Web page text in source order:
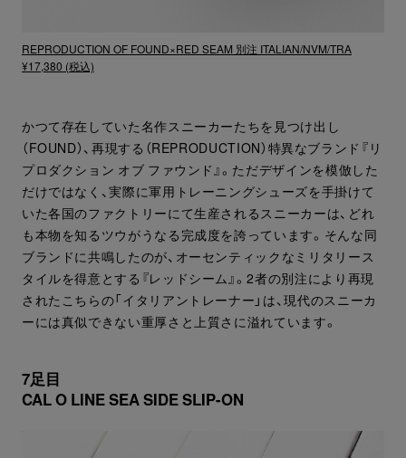
REPRODUCTION OF FOUND×RED SEAM 別注 ITALIAN/NVM/TRA
¥17,380 (税込)
かつて存在していた名作スニーカーたちを見つけ出し
（FOUND）、再現する（REPRODUCTION）特異なブランド『リ
プロダクション オブ ファウンド』。ただデザインを模倣した
だけではなく、実際に軍用トレーニングシューズを手掛けて
いた各国のファクトリーにて生産されるスニーカーは、どれ
も本物を知るツウがうなる完成度を誇っています。そんな同
ブランドに共鳴したのが、オーセンティックなミリタリース
タイルを得意とする『レッドシーム』。2者の別注により再現
されたこちらの「イタリアントレーナー」は、現代のスニーカ
ーには真似できない重厚さと上質さに溢れています。
7足目
CAL O LINE SEA SIDE SLIP-ON